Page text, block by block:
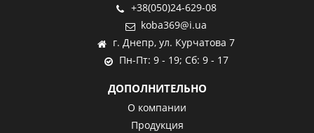
+38(050)24-629-08
koba369@i.ua
г. Днепр, ул. Курчатова 7
Пн-Пт: 9 - 19; Сб: 9 - 17
ДОПОЛНИТЕЛЬНО
О компании
Продукция